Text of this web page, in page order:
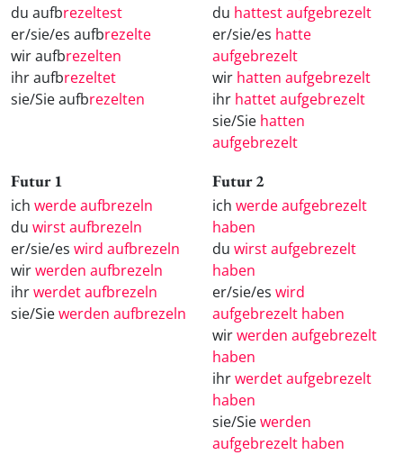
du aufbrezeltest
er/sie/es aufbrezelte
wir aufbrezelten
ihr aufbrezeltet
sie/Sie aufbrezelten
du hattest aufgebrezelt
er/sie/es hatte
aufgebrezelt
wir hatten aufgebrezelt
ihr hattet aufgebrezelt
sie/Sie hatten
aufgebrezelt
Futur 1
ich werde aufbrezeln
du wirst aufbrezeln
er/sie/es wird aufbrezeln
wirwerden aufbrezeln
ihrwerdet aufbrezeln
sie/Siewerden aufbrezeln
Futur 2
ich werde aufgebrezelt
haben
du wirst aufgebrezelt
haben
er/sie/es wird
aufgebrezelt haben
wirwerden aufgebrezelt
haben
ihrwerdet aufgebrezelt
haben
sie/Siewerden
aufgebrezelt haben